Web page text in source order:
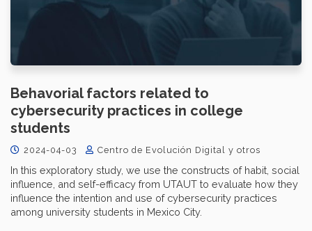
Behavorial factors related to
cybersecurity practices in college
students
2024-04-03 Centro de Evolución Digital y otros
In this exploratory study, we use the constructs of habit, social
influence, and self-efficacy from UTAUT to evaluate how they
influence the intention and use of cybersecurity practices
among university students in Mexico City.